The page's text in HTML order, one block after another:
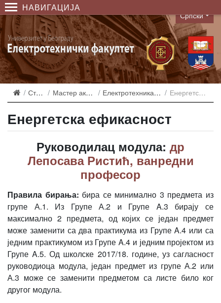
НАВИГАЦИЈА
Language
Српски
Студирање Мастер академске студије Електротехника и рачунарство 2013 Енергетска ефикасност
Енергетска ефикасност
Руководилац модула: др
Лепосава Ристић, ванредни
професор
Правила бирања: бира се минимално 3 предмета из
групе А.1. Из Групе А.2 и Групе A.3 бирају се
максимално 2 предмета, од којих се један предмет
може заменити са два практикума из Групе A.4 или са
једним практикумом из Групе A.4 и једним пројектом из
Групе A.5. Од школске 2017/18. године, уз сагласност
руководиоца модула, један предмет из групе А.2 или
А.3 може се заменити предметом са листе било ког
другог модула.